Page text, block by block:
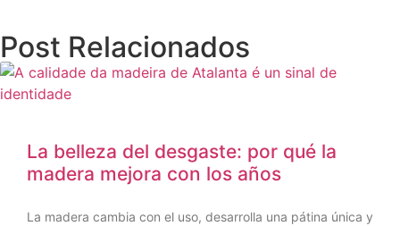
Post Relacionados
La belleza del desgaste: por qué la
madera mejora con los años
La madera cambia con el uso, desarrolla una pátina única y